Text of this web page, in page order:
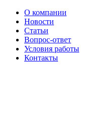
О компании
Новости
Статьи
Вопрос-ответ
Условия работы
Контакты